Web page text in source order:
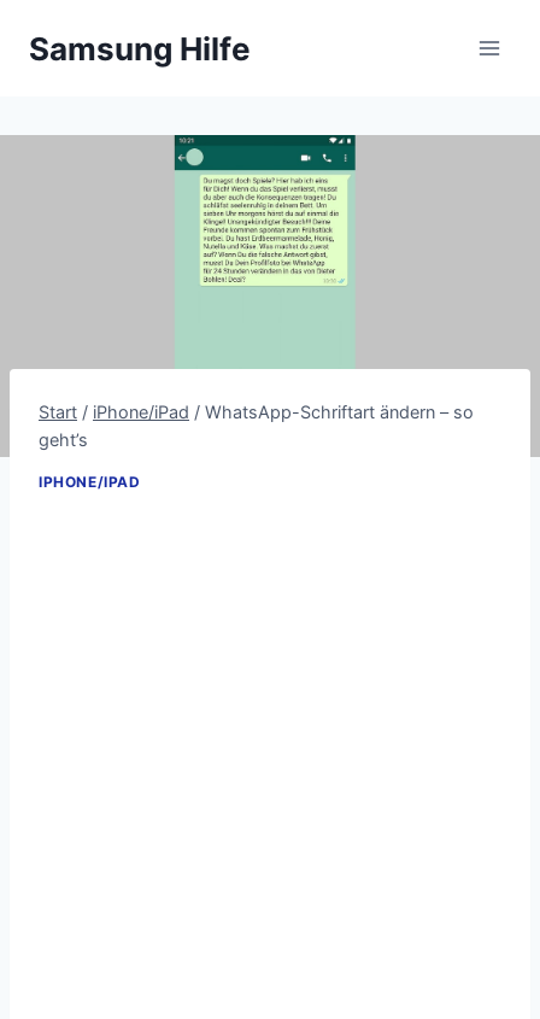
InhaltSamsung Hilfe
Start / iPhone/iPad / WhatsApp-Schriftart ändern – so
geht’s
IPHONE/IPAD